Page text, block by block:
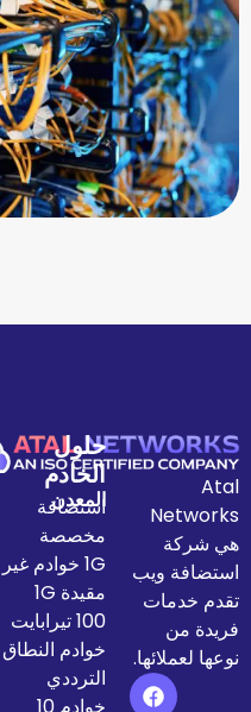
حلول
الخادم
المعدن
استضافة
مخصصة
1G خوادم غير
مقيدة 1G
100 تيرابايت
خوادم النطاق
الترددي
المناطق
المغطاة
أفضل المواقع
اتلانتا، الولايات
المتحدة
نيويورك
الولايات
المتحدة
فينيكس،
الولايات